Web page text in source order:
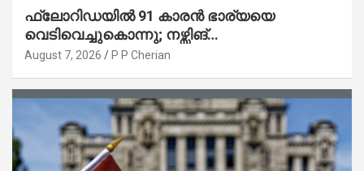
ഫ്ലോറിഡയിൽ 91 കാരൻ ഭാര്യയെ
വെടിവെച്ചുകൊന്നു; നഴ്സിങ്
ഹോമിലാക്കില്ലെന്ന് നൽകിയ വാഗ്ദാനം
August 7, 2026 P P Cherian